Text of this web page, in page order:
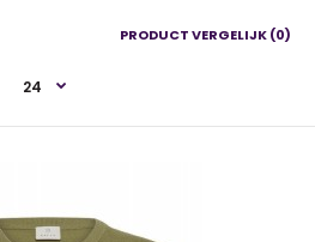
PRODUCT VERGELIJK (0)